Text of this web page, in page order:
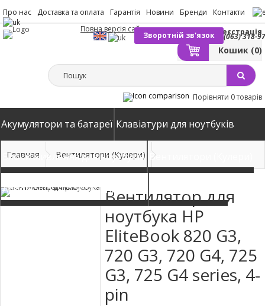
Про нас Доставка та оплата Гарантія Новини Бренди Контакти
(063) 318-
Зворотній зв'язок
Вхід Реєстрація
Кошик (0)
Повна версія сайту
Порівняти 0 товарів
Акумулятори та батареї Клавіатури для ноутбуків
Блоки живлення для ноутбуків Вентилятори (Кулери)
Автомобільні зарядні пристрої
Главная Вентилятори (Кулери)
Вентилятор для
ноутбука HP
EliteBook 820 G3,
720 G3, 720 G4, 725
G3, 725 G4 series, 4-
pin